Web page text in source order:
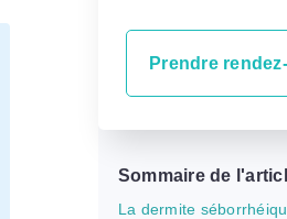
Prendre
Sommaire de
La dermite